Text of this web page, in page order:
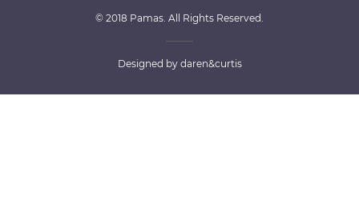
© 2018 Pamas. All Rights Reserved.
Designed by daren&curtis